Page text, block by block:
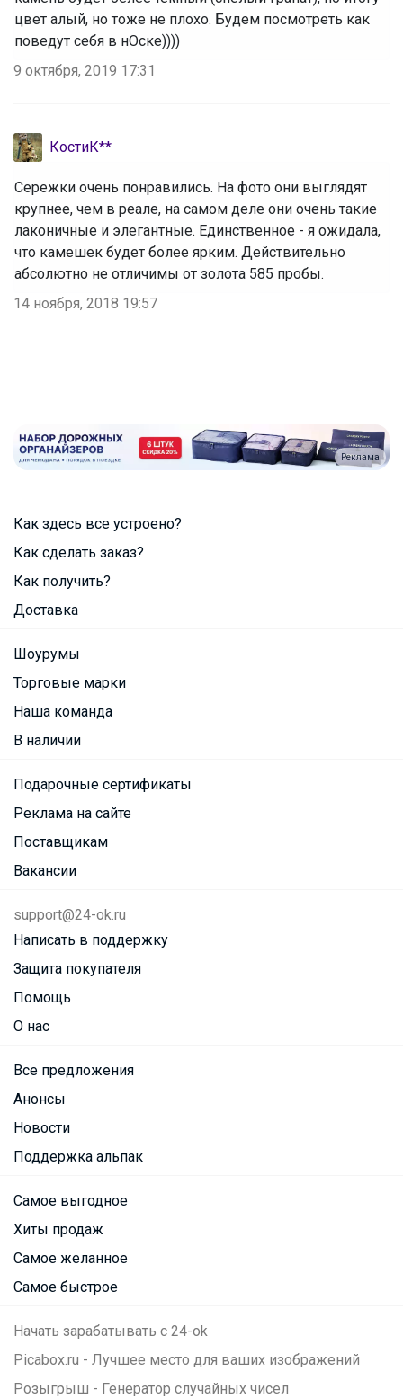
цвет алый, но тоже не плохо. Будем посмотреть как
поведут себя в нОске))))
9 октября, 2019 17:31
КостиК**
Сережки очень понравились. На фото они выглядят
крупнее, чем в реале, на самом деле они очень такие
лаконичные и элегантные. Единственное - я ожидала,
что камешек будет более ярким. Действительно
абсолютно не отличимы от золота 585 пробы.
14 ноября, 2018 19:57
Реклама
Как здесь все устроено?
Как сделать заказ?
Как получить?
Доставка
Шоурумы
Торговые марки
Наша команда
В наличии
Подарочные сертификаты
Реклама на сайте
Поставщикам
Вакансии
support@24-ok.ru
Написать в поддержку
Защита покупателя
Помощь
О нас
Все предложения
Анонсы
Новости
Поддержка альпак
Самое выгодное
Хиты продаж
Самое желанное
Самое быстрое
Начать зарабатывать с 24-ok
Picabox.ru - Лучшее место для ваших изображений
Розыгрыш - Генератор случайных чисел